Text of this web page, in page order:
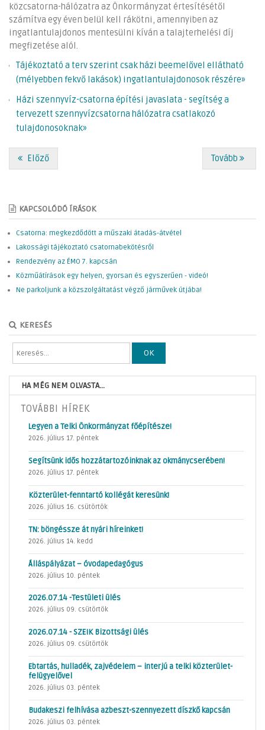
közcsatorna-hálózatra az Önkormányzat értesítésétől
számítva egy éven belül kell rákötni, amennyiben az
ingatlantulajdonos mentesülni kíván a talajterhelési díj
megfizetése alól.
Tájékoztató a terv szerint csak házi beemelővel ellátható
(mélyebben fekvő lakások) ingatlantulajdonosok részére»
Házi szennyvíz-csatorna építési javaslata - segítség a
tervezett szennyvízcsatorna hálózatra csatlakozó
tulajdonosoknak»
Előző Tovább
KAPCSOLÓDÓ ÍRÁSOK
Csatorna: megkezdődött a műszaki átadás-átvétel
Lakossági tájékoztató csatornabekötésről
Rendezvény az ÉMO 7. kapcsán
Közműátírások egy helyen, gyorsan és egyszerűen - videó!
Ne parkoljunk a közszolgáltatást végző járművek útjába!
KERESÉS
OK
HA MÉG NEM OLVASTA...
TOVÁBBI HÍREK
Legyen a Telki Önkormányzat főépítésze!
2026. július 17. péntek
Segítsünk idős hozzátartozóinknak az okmánycserében!
2026. július 17. péntek
Közterület-fenntartó kollégát keresünk!
2026. július 16. csütörtök
TN: böngéssze át nyári híreinket!
2026. július 14. kedd
Álláspályázat – óvodapedagógus
2026. július 10. péntek
2026.07.14 -Testületi ülés
2026. július 09. csütörtök
2026.07.14 - SZEIK Bizottsági ülés
2026. július 09. csütörtök
Ebtartás, hulladék, zajvédelem – interjú a telki közterület-
felügyelővel
2026. július 03. péntek
Budakeszi felhívása azbeszt-szennyezett díszkő kapcsán
2026. július 03. péntek